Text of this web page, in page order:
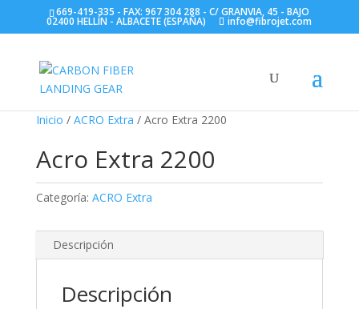
669-419-335 - FAX: 967 304 288 - C/ GRANVIA, 45 - BAJO
02400 HELLÍN - ALBACETE (ESPAÑA) info@fibrojet.com
Inicio / ACRO Extra / Acro Extra 2200
Acro Extra 2200
Categoría: ACRO Extra
Descripción
Descripción